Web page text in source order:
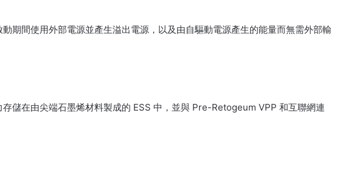
期間使用外部電源並產生溢出電源，以及由自驅動電源產生的能量而無需外部輸
儲在由尖端石墨烯材料製成的 ESS 中，並與 Pre-Retogeum VPP 和互聯網連